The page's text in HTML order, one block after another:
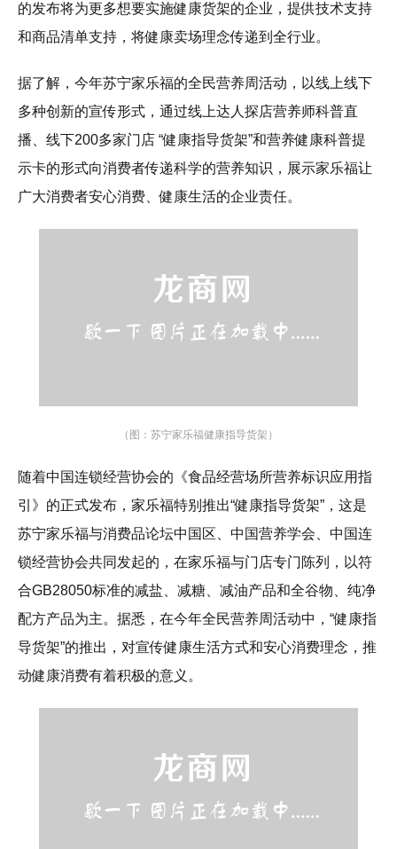
的发布将为更多想要实施健康货架的企业，提供技术支持
和商品清单支持，将健康卖场理念传递到全行业。
据了解，今年苏宁家乐福的全民营养周活动，以线上线下
多种创新的宣传形式，通过线上达人探店营养师科普直
播、线下200多家门店 “健康指导货架”和营养健康科普提
示卡的形式向消费者传递科学的营养知识，展示家乐福让
广大消费者安心消费、健康生活的企业责任。
（图：苏宁家乐福健康指导货架）
随着中国连锁经营协会的《食品经营场所营养标识应用指
引》的正式发布，家乐福特别推出“健康指导货架”，这是
苏宁家乐福与消费品论坛中国区、中国营养学会、中国连
锁经营协会共同发起的，在家乐福与门店专门陈列，以符
合GB28050标准的减盐、减糖、减油产品和全谷物、纯净
配方产品为主。据悉，在今年全民营养周活动中，“健康指
导货架”的推出，对宣传健康生活方式和安心消费理念，推
动健康消费有着积极的意义。